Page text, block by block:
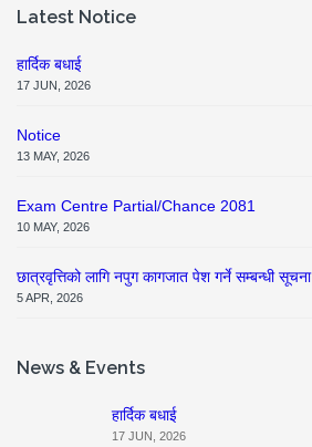
Latest Notice
हार्दिक बधाई
17 JUN, 2026
Notice
13 MAY, 2026
Exam Centre Partial/Chance 2081
10 MAY, 2026
छात्रवृत्तिको लागि नपुग कागजात पेश गर्ने सम्बन्धी सूचना
5 APR, 2026
News & Events
हार्दिक बधाई
17 JUN, 2026